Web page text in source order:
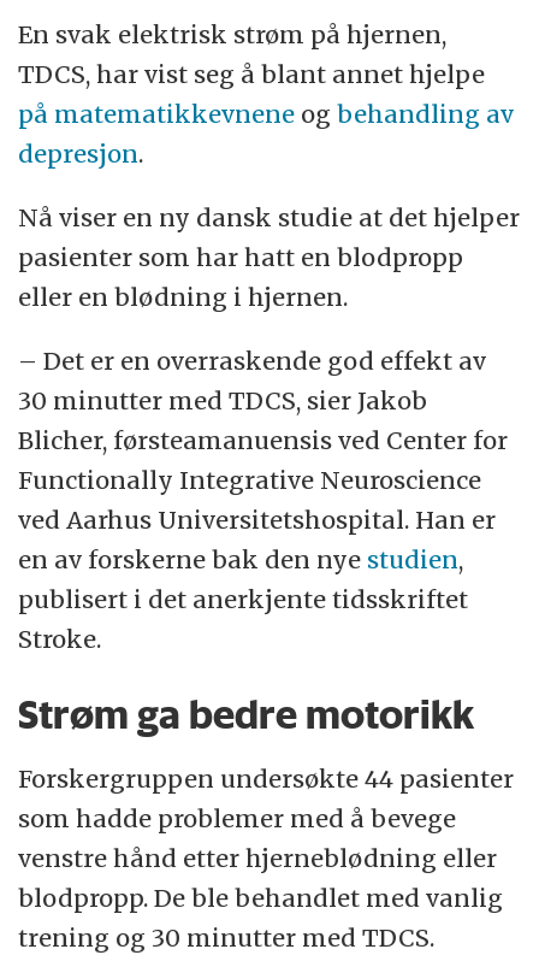
Skalaen består av 15 små
bevegelsesoppgaver for arm og hånd, der
pasienten får 0 og 5 poeng for hver oppgave
– 0 er ingen bevegelighet, og 5 er normal
bevegelighet.
Hvis man får 5 for alle de 15 utfordringene,
får man 75 poeng.
Kilde: Jakob Blicher, førsteamanuensis ved
Center for Functional Intergrative
Neuroscience
En svak elektrisk strøm på hjernen,
TDCS, har vist seg å blant annet hjelpe
på matematikkevnene ogbehandling av
depresjon.
Nå viser en ny dansk studie at det hjelper
pasienter som har hatt en blodpropp
eller en blødning i hjernen.
– Det er en overraskende god effekt av
30 minutter med TDCS, sier Jakob
Blicher, førsteamanuensis ved Center for
Functionally Integrative Neuroscience
ved Aarhus Universitetshospital. Han er
en av forskerne bak den nye studien,
publisert i det anerkjente tidsskriftet
Stroke.
Strøm ga bedre motorikk
Forskergruppen undersøkte 44 pasienter
som hadde problemer med å bevege
venstre hånd etter hjerneblødning eller
blodpropp. De ble behandlet med vanlig
trening og 30 minutter med TDCS.